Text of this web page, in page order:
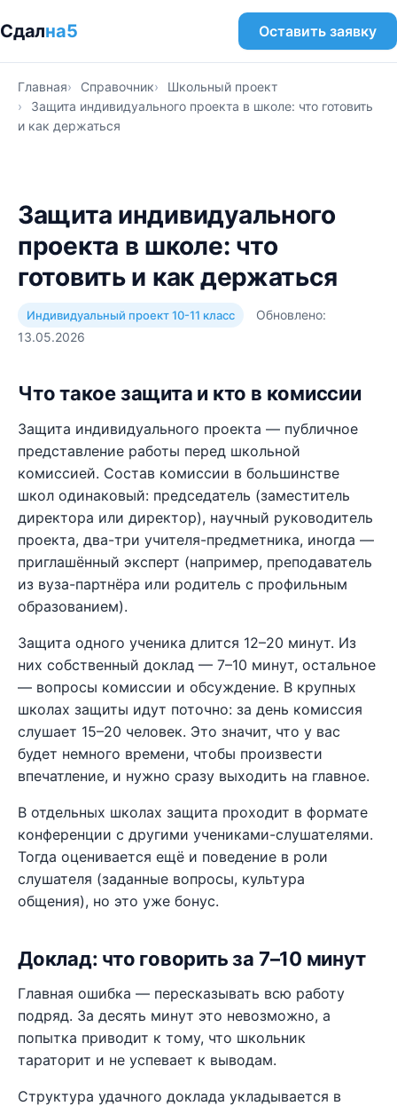
Сдална5 Оставить заявку
Главная Справочник
Школьный проект
Защита индивидуального проекта в школе: что готовить
и как держаться
Защита индивидуального
проекта в школе: что
готовить и как держаться
Индивидуальный проект 10-11 класс
Обновлено:
13.05.2026
Что такое защита и кто в комиссии
Защита индивидуального проекта — публичное
представление работы перед школьной
комиссией. Состав комиссии в большинстве
школ одинаковый: председатель (заместитель
директора или директор), научный руководитель
проекта, два-три учителя-предметника, иногда —
приглашённый эксперт (например, преподаватель
из вуза-партнёра или родитель с профильным
образованием).
Защита одного ученика длится 12–20 минут. Из
них собственный доклад — 7–10 минут, остальное
— вопросы комиссии и обсуждение. В крупных
школах защиты идут поточно: за день комиссия
слушает 15–20 человек. Это значит, что у вас
будет немного времени, чтобы произвести
впечатление, и нужно сразу выходить на главное.
В отдельных школах защита проходит в формате
конференции с другими учениками-слушателями.
Тогда оценивается ещё и поведение в роли
слушателя (заданные вопросы, культура
общения), но это уже бонус.
Доклад: что говорить за 7–10 минут
Главная ошибка — пересказывать всю работу
подряд. За десять минут это невозможно, а
попытка приводит к тому, что школьник
тараторит и не успевает к выводам.
Структура удачного доклада укладывается в